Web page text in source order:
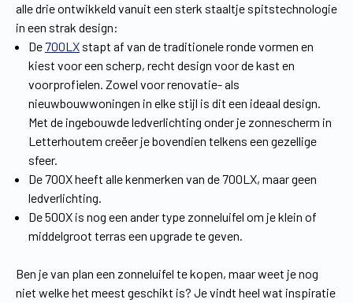
alle drie ontwikkeld vanuit een sterk staaltje spitstechnologie
in een strak design:
De 700LX stapt af van de traditionele ronde vormen en
kiest voor een scherp, recht design voor de kast en
voorprofielen. Zowel voor renovatie- als
nieuwbouwwoningen in elke stijl is dit een ideaal design.
Met de ingebouwde ledverlichting onder je zonnescherm in
Letterhoutem creëer je bovendien telkens een gezellige
sfeer.
De 700X heeft alle kenmerken van de 700LX, maar geen
ledverlichting.
De 500X is nog een ander type zonneluifel om je klein of
middelgroot terras een upgrade te geven.
Ben je van plan een zonneluifel te kopen, maar weet je nog
niet welke het meest geschikt is? Je vindt heel wat inspiratie